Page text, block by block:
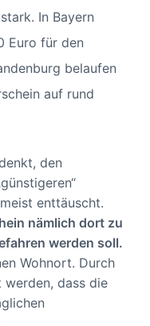
In Bayern
Euro für den
belaufen
auf rund
den
enttäuscht.
nämlich dort zu
werden soll.
Wohnort. Durch
werden, dass die